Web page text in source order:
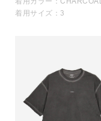
着用サイズ：3